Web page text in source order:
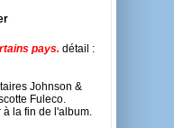
pays. détail :
Johnson &
Fuleco.
à la fin de l'album.